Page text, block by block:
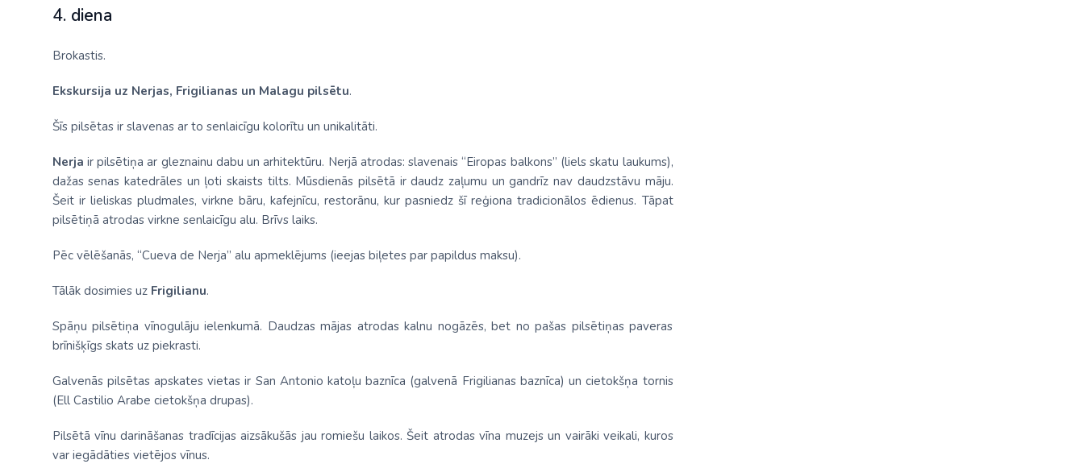
4. diena
Brokastis.
Ekskursija uz Nerjas, Frigilianas un Malagu pilsētu.
Šīs pilsētas ir slavenas ar to senlaicīgu kolorītu un unikalitāti.
Nerja ir pilsētiņa ar gleznainu dabu un arhitektūru. Nerjā atrodas: slavenais “Eiropas balkons” (liels skatu laukums),
dažas senas katedrāles un ļoti skaists tilts. Mūsdienās pilsētā ir daudz zaļumu un gandrīz nav daudzstāvu māju.
Šeit ir lieliskas pludmales, virkne bāru, kafejnīcu, restorānu, kur pasniedz šī reģiona tradicionālos ēdienus. Tāpat
pilsētiņā atrodas virkne senlaicīgu alu. Brīvs laiks.
Pēc vēlēšanās, “Cueva de Nerja” alu apmeklējums (ieejas biļetes par papildus maksu).
Tālāk dosimies uz Frigilianu.
Spāņu pilsētiņa vīnogulāju ielenkumā. Daudzas mājas atrodas kalnu nogāzēs, bet no pašas pilsētiņas paveras
brīnišķīgs skats uz piekrasti.
Galvenās pilsētas apskates vietas ir San Antonio katoļu baznīca (galvenā Frigilianas baznīca) un cietokšņa tornis
(Ell Castilio Arabe cietokšņa drupas).
Pilsētā vīnu darināšanas tradīcijas aizsākušās jau romiešu laikos. Šeit atrodas vīna muzejs un vairāki veikali, kuros
var iegādāties vietējos vīnus.